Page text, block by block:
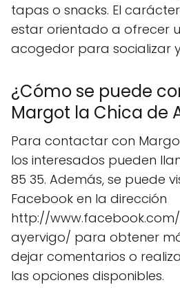
tapas o snacks. El
estar orientado a ofrecer
acogedor para socializar
¿Cómo se puede
Margot la Chica de
Para contactar con
los interesados pueden
85 35. Además, se puede
Facebook en la dirección
http://
ayervigo/ para obtener
dejar comentarios o
las opciones disponibles.